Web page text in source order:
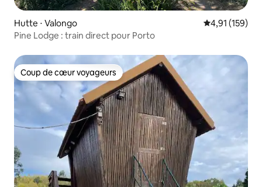
Hutte ⋅ Valongo Évaluation
4,91 (159)
Pine Lodge : train direct pour Porto
Coup de cœur voyageurs
Coup de cœur voyageurs